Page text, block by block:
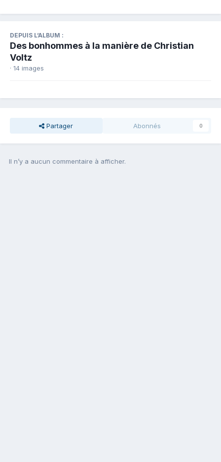
DEPUIS L’ALBUM :
Des bonhommes à la manière de Christian
Voltz
· 14 images
Partager Abonnés 0
Il n’y a aucun commentaire à afficher.